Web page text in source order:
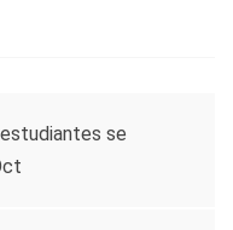
se